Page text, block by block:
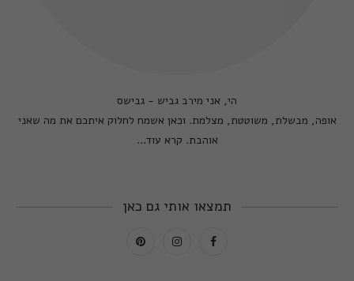
הי, אני מירב גביש - גבישס
אופה, מבשלת, משוטטת, מצלמת. וכאן אשמח לחלוק איתכם את מה שאני
אוהבת. קרא עוד...
תמצאו אותי גם כאן